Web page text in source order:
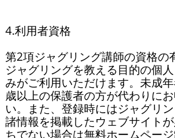
4.利用者資格
第2項ジャグリング講師の資格の
ジャグリングを教える目的の個
みがご利用いただけます。未成
歳以上の保護者の方が代わりに
い。また、登録時にはジャグリ
諸情報を掲載したウェブサイト
ちでない場合は無料ホームペー